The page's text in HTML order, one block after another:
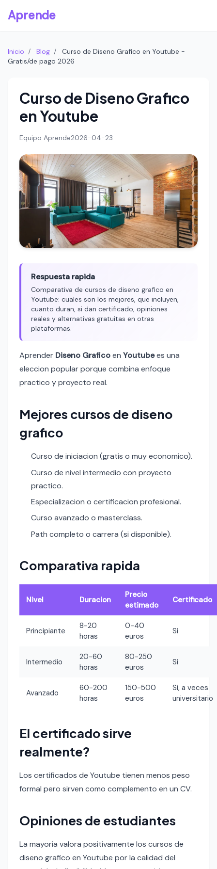
Aprende
Inicio / Blog /
Curso de Diseno Grafico en Youtube -
Gratis/de pago 2026
Curso de Diseno Grafico
en Youtube
Equipo Aprende2026-04-23
Respuesta rapida
Comparativa de cursos de diseno grafico en
Youtube: cuales son los mejores, que incluyen,
cuanto duran, si dan certificado, opiniones
reales y alternativas gratuitas en otras
plataformas.
Aprender Diseno Graficoen Youtubees una
eleccion popular porque combina enfoque
practico y proyecto real.
Mejores cursos de diseno
grafico
Curso de iniciacion (gratis o muy economico).
Curso de nivel intermedio con proyecto
practico.
Especializacion o certificacion profesional.
Curso avanzado o masterclass.
Path completo o carrera (si disponible).
Comparativa rapida
Nivel Duracion
Precio
estimado
Certificado
Principiante
8-20
horas
0-40
euros
Si
Intermedio
20-60
horas
80-250
euros
Si
Avanzado
60-200
horas
150-500
euros
Si, a veces
universitario
El certificado sirve
realmente?
Los certificados de Youtube tienen menos peso
formal pero sirven como complemento en un CV.
Opiniones de estudiantes
La mayoria valora positivamente los cursos de
diseno grafico en Youtube por la calidad del